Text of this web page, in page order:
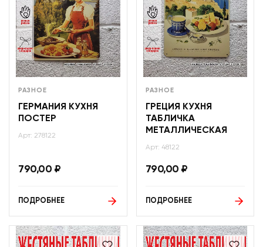
РАЗНОЕ
ГЕРМАНИЯ КУХНЯ
ПОСТЕР
Арт: 278122
790,00 ₽
ПОДРОБНЕЕ
РАЗНОЕ
ГРЕЦИЯ КУХНЯ
ТАБЛИЧКА
МЕТАЛЛИЧЕСКАЯ
Арт: 48122
790,00 ₽
ПОДРОБНЕЕ